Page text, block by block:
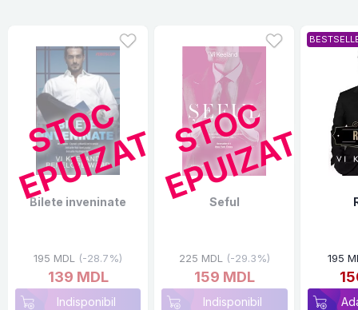
S
T
O
C
E
P
U
I
Z
A
T
Bilete inveninate
195 MDL (-28.7%)
139 MDL
Indisponibil
S
T
O
C
E
P
U
I
Z
A
T
Seful
225 MDL (-29.3%)
159 MDL
Indisponibil
195